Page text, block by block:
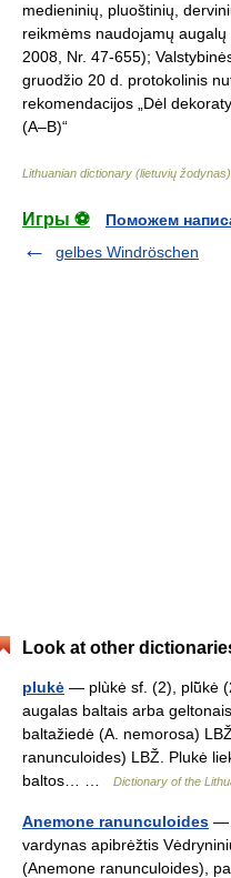
medieninių, pluoštinių,
reikmėms naudojamų augalų
2008, Nr. 47-655);
gruodžio 20 d. protokolinis
rekomendacijos „Dėl
(A–B)“
Lithuanian dictionary (lietuvių žodynas)
Игры ⚽
Поможем
gelbes Windröschen
Look at other
plukė — plùkė sf. (2), plū̃kė
augalas baltais arba
baltažiedė (A. nemorosa)
ranunculoides) LBŽ. Plukė
baltos… …
Dictionary of the
Anemone ranunculoides —
vardynas apibrėžtis
(Anemone ranunculoides),